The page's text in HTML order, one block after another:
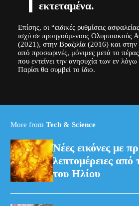
εκτεταμένα.
Επίσης, οι “ειδικές ρυθμίσεις
ισχύ σε προηγούμενους Ολυμπιακούς
(2021), στην Βραζιλία (2016) και
από προσωρινές, μόνιμες μετά το
που εντείνει την ανησυχία των εν
Παρίσι θα συμβεί το ίδιο.
More from Tech & Science
Νέες εικόνες με
λεπτομέρειες από
του Ηλίου